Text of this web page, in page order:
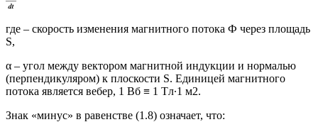
где – скорость изменения магнитного потока Ф через площадь
S,
α – угол между вектором магнитной индукции и нормалью
(перпендикуляром) к плоскости S. Единицей магнитного
потока является вебер, 1 Вб ≡ 1 Tл∙1 м2.
Знак «минус» в равенстве (1.8) означает, что: